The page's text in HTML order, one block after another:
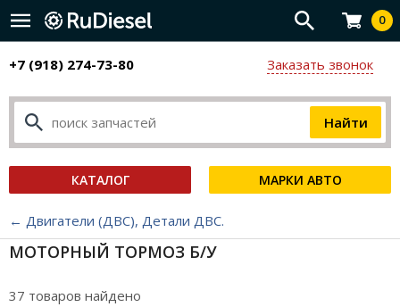
0
+7 (918) 274-73-80 Заказать звонок
КАТАЛОГ МАРКИ АВТО
← Двигатели (ДВС), Детали ДВС.
МОТОРНЫЙ ТОРМОЗ Б/У
37 товаров найдено